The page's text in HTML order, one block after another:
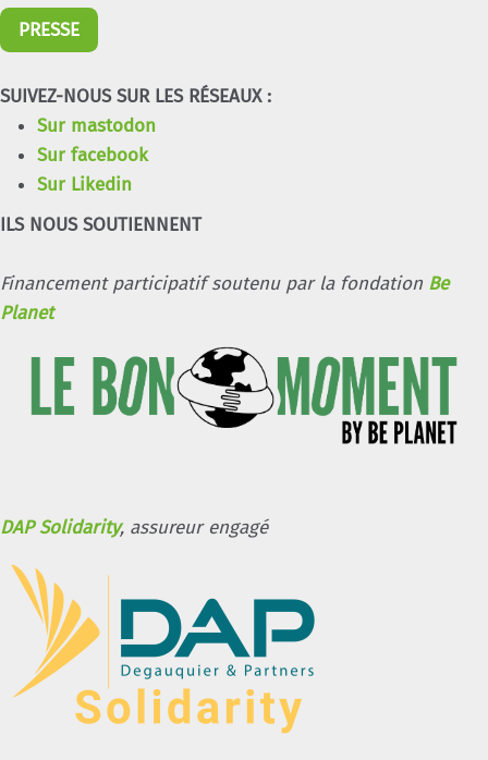
PRESSE
SUIVEZ-NOUS SUR LES RÉSEAUX :
Sur mastodon
Sur facebook
Sur Likedin
ILS NOUS SOUTIENNENT
Financement participatif soutenu par la fondation Be
Planet
DAP Solidarity, assureur engagé